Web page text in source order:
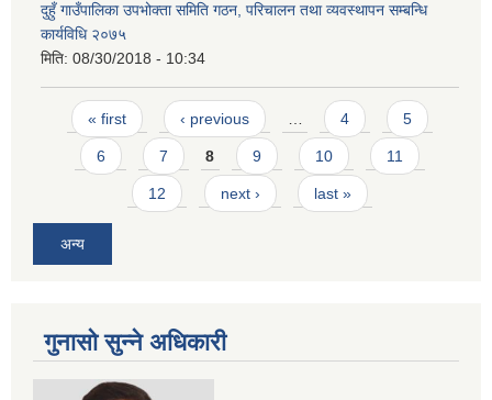
दुहुँ गाउँपालिका उपभोक्ता समिति गठन, परिचालन तथा व्यवस्थापन सम्बन्धि
कार्यविधि २०७५
मिति: 08/30/2018 - 10:34
Pages
« first ‹ previous 4 5
6 7 8 9 10 11
12 next › last »
अन्य
गुनासो सुन्ने अधिकारी